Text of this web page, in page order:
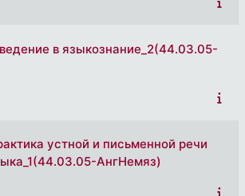
в языкознание_2(44.03.05-
устной и письменной речи
АнгНемяз)